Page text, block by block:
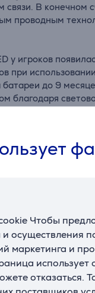
Чтобы
осуществления
маркетинга и
отказаться.
В конечном
проводным
у игроков
при
до 9
благодаря
10 млн
и условий